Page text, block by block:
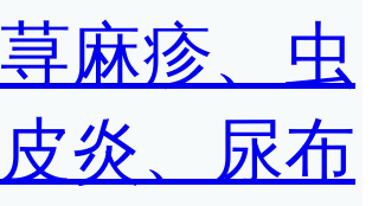
麻疹、虫
炎、尿布